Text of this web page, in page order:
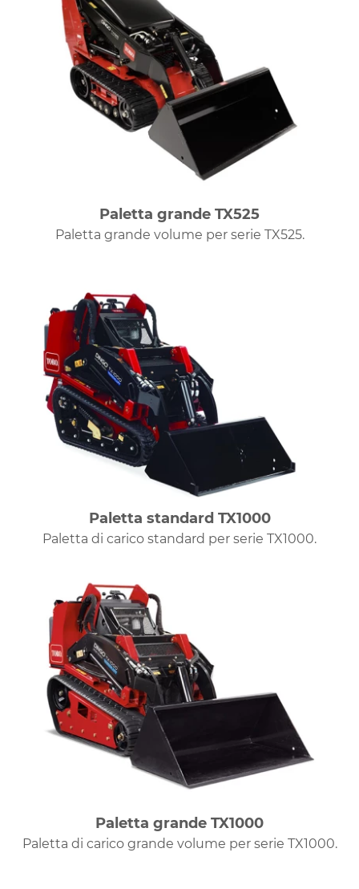
Paletta grande TX525
Paletta grande volume per serie TX525.
Paletta standard TX1000
Paletta di carico standard per serie TX1000.
Paletta grande TX1000
Paletta di carico grande volume per serie TX1000.